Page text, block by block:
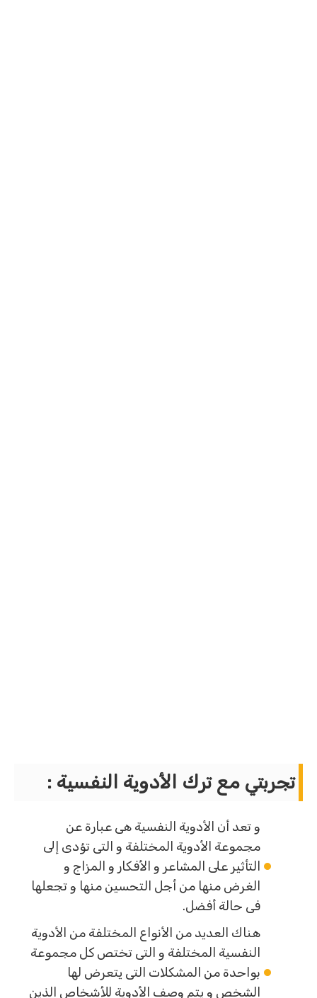
تجربتي مع ترك الأدوية النفسية :
و تعد أن الأدوية النفسية هى عبارة عن
مجموعة الأدوية المختلفة و التى تؤدى إلى
التأثير على المشاعر و الأفكار و المزاج و
الغرض منها من أجل التحسين منها و تجعلها
فى حالة أفضل.
هناك العديد من الأنواع المختلفة من الأدوية
النفسية المختلفة و التى تختص كل مجموعة
بواحدة من المشكلات التى يتعرض لها
الشخص و يتم وصف الأدوية للأشخاص الذين